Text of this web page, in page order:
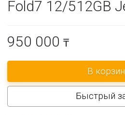
Fold7 12/512GB
950 000 ₸
Быстрый